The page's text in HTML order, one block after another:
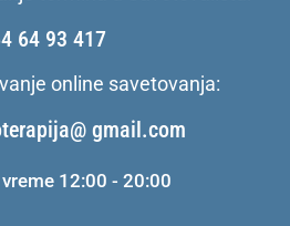
64 93 417
online savetovanja:
gmail.com
12:00 - 20:00